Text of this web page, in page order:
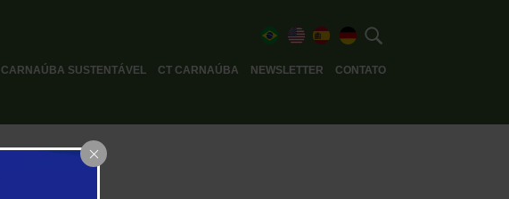
CARNAÚBA SUSTENTÁVEL CT CARNAÚBA NEWSLETTER CONTATO